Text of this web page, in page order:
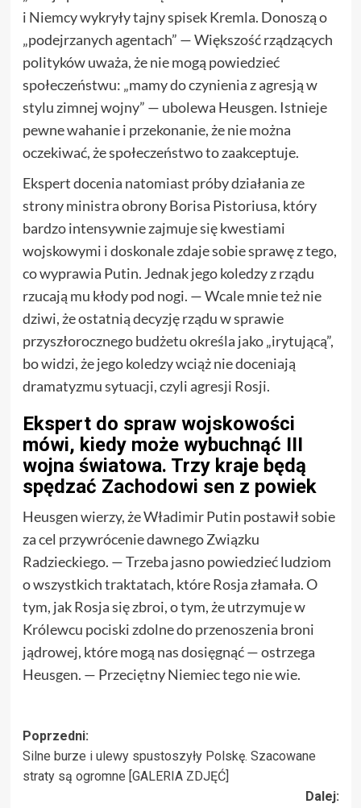
i Niemcy wykryły tajny spisek Kremla. Donoszą o
„podejrzanych agentach” — Większość rządzących
polityków uważa, że nie mogą powiedzieć
społeczeństwu: „mamy do czynienia z agresją w
stylu zimnej wojny” — ubolewa Heusgen. Istnieje
pewne wahanie i przekonanie, że nie można
oczekiwać, że społeczeństwo to zaakceptuje.
Ekspert docenia natomiast próby działania ze
strony ministra obrony Borisa Pistoriusa, który
bardzo intensywnie zajmuje się kwestiami
wojskowymi i doskonale zdaje sobie sprawę z tego,
co wyprawia Putin. Jednak jego koledzy z rządu
rzucają mu kłody pod nogi. — Wcale mnie też nie
dziwi, że ostatnią decyzję rządu w sprawie
przyszłorocznego budżetu określa jako „irytującą”,
bo widzi, że jego koledzy wciąż nie doceniają
dramatyzmu sytuacji, czyli agresji Rosji.
Ekspert do spraw wojskowości
mówi, kiedy może wybuchnąć III
wojna światowa. Trzy kraje będą
spędzać Zachodowi sen z powiek
Heusgen wierzy, że Władimir Putin postawił sobie
za cel przywrócenie dawnego Związku
Radzieckiego. — Trzeba jasno powiedzieć ludziom
o wszystkich traktatach, które Rosja złamała. O
tym, jak Rosja się zbroi, o tym, że utrzymuje w
Królewcu pociski zdolne do przenoszenia broni
jądrowej, które mogą nas dosięgnąć — ostrzega
Heusgen. — Przeciętny Niemiec tego nie wie.
Zobacz
wpisy
Poprzedni:
Silne burze i ulewy spustoszyły Polskę. Szacowane
straty są ogromne [GALERIA ZDJĘĆ]
Dalej: